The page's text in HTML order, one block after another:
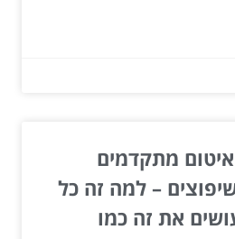
איטום מתקדמים
– למה זה כל
את זה כמו